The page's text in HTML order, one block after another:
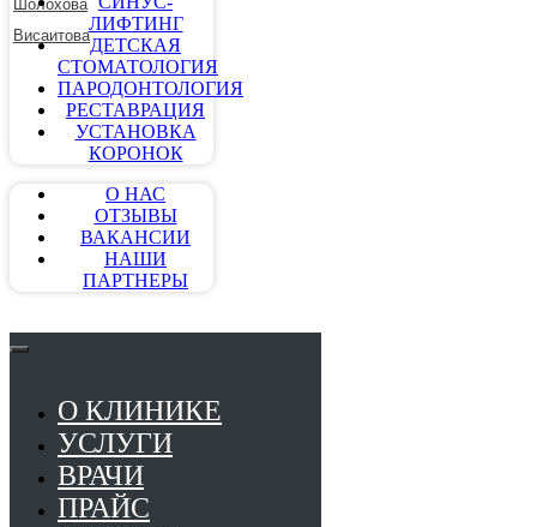
Шолохова
Висаитова
ЛИФТИНГ
ДЕТСКАЯ
СТОМАТОЛОГИЯ
ПАРОДОНТОЛОГИЯ
РЕСТАВРАЦИЯ
УСТАНОВКА
КОРОНОК
О НАС
ОТЗЫВЫ
ВАКАНСИИ
НАШИ
ПАРТНЕРЫ
О КЛИНИКЕ
УСЛУГИ
ВРАЧИ
ПРАЙС